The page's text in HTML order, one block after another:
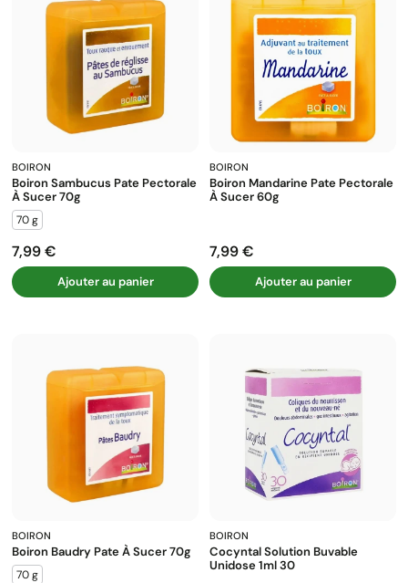
BOIRON
Boiron Sambucus Pate Pectorale
À Sucer 70g
70 g
Prix
7,99 €
Ajouter au panier
BOIRON
Boiron Mandarine Pate Pectorale
À Sucer 60g
Prix
7,99 €
Ajouter au panier
BOIRON
Boiron Baudry Pate À Sucer 70g
70 g
BOIRON
Cocyntal Solution Buvable
Unidose 1ml 30